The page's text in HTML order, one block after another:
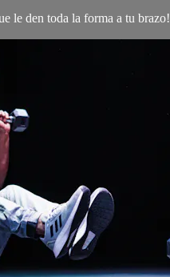
le den toda la forma a tu brazo!